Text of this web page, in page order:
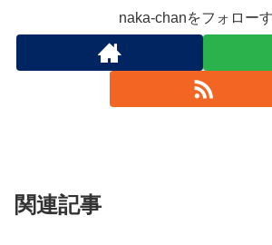
naka-chanをフォロー
関連記事